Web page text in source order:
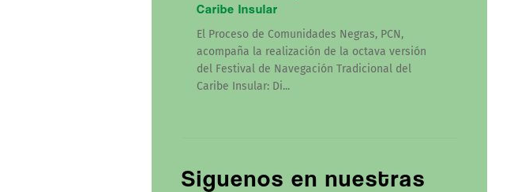
Caribe Insular
El Proceso de Comunidades Negras, PCN,
acompaña la realización de la octava versión
del Festival de Navegación Tradicional del
Caribe Insular: Di...
Siguenos en nuestras